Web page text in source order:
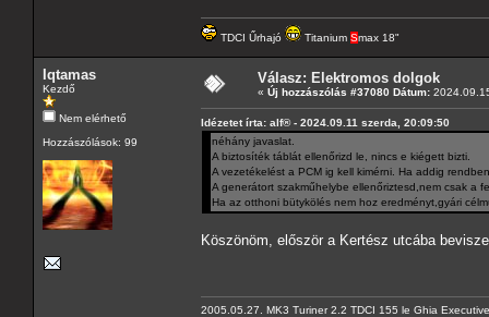
TDCI Űrhajó Titanium Smax 18"
Iqtamas
Kezdő
Nem elérhető
Hozzászólások: 99
Válasz: Elektromos dolgok
« Új hozzászólás #37080 Dátum:
Idézetet írta: alf® - 2024.09.11 szerda, 20:09:50
néhány javaslat.
A biztosíték táblát ellenőrizd le, nincs e kiégett bizti.
A vezetékelést a PCM ig kell kimérni. Ha addig
A generátort szakműhelybe ellenőriztesd,nem csak a
Ha az otthoni bütykölés nem hoz eredményt,gyári
Köszönöm, először a Kertész utcába
2005.05.27. MK3 Turiner 2.2 TDCI 155 le Ghia Executive